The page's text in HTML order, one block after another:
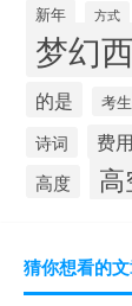
新年 方式
梦幻
的是 考生
诗词 费用
高度 高
猜你想看的